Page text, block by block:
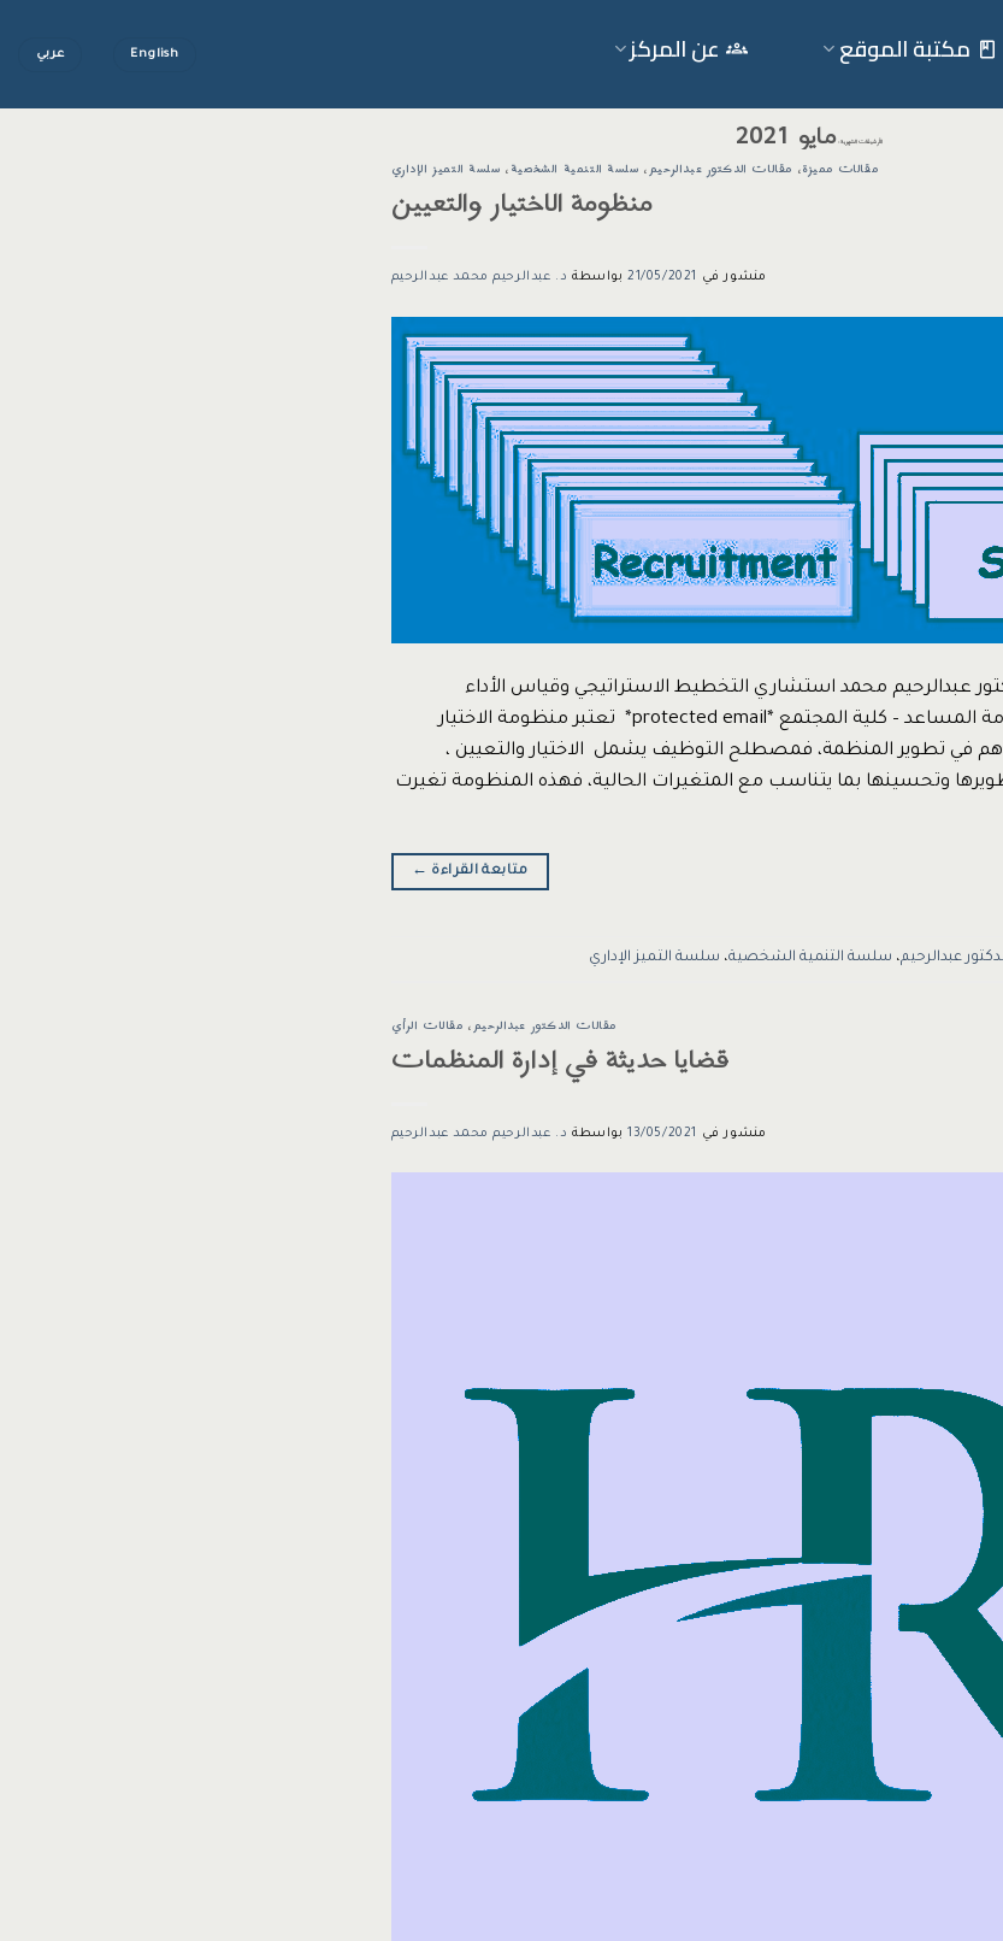
مكتبة الموقع عن المركز English عربي
الأرشيفات الشهرية:مايو 2021
مقالات مميزة، مقالات الدكتور عبدالرحيم، سلسة التنمية الشخصية، سلسة التميز الإداري
منظومة الاختيار والتعيين
منشور في 21/05/2021 بواسطة د. عبدالرحيم محمد عبدالرحيم
عبدالرحيم محمد استشاري التخطيط الاستراتيجي وقياس الأداء
المؤسسي أستاذ الإدارة العامة المساعد – كلية المجتمع *protected email* تعتبر منظومة الاختيار
في تطوير المنظمة، فمصطلح التوظيف يشمل الاختيار والتعيين ،
وتحسينها بما يتناسب مع المتغيرات الحالية، فهذه المنظومة تغيرت
متابعة القراءة ←
عبدالرحيم، سلسة التنمية الشخصية، سلسة التميز الإداري
مقالات الدكتور عبدالرحيم، مقالات الرأي
قضايا حديثة في إدارة المنظمات
منشور في 13/05/2021 بواسطة د. عبدالرحيم محمد عبدالرحيم